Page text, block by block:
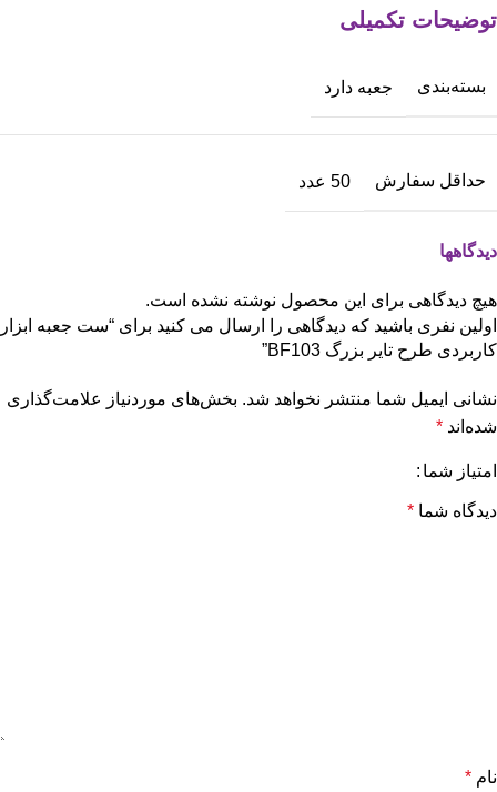
توضیحات تکمیلی
بسته‌بندی جعبه دارد
حداقل سفارش 50 عدد
دیدگاهها
هیچ دیدگاهی برای این محصول نوشته نشده است.
اولین نفری باشید که دیدگاهی را ارسال می کنید برای “ست جعبه ابزار
کاربردی طرح تایر بزرگ BF103”
نشانی ایمیل شما منتشر نخواهد شد. بخش‌های موردنیاز علامت‌گذاری
شده‌اند *
امتیاز شما
دیدگاه شما *
نام *